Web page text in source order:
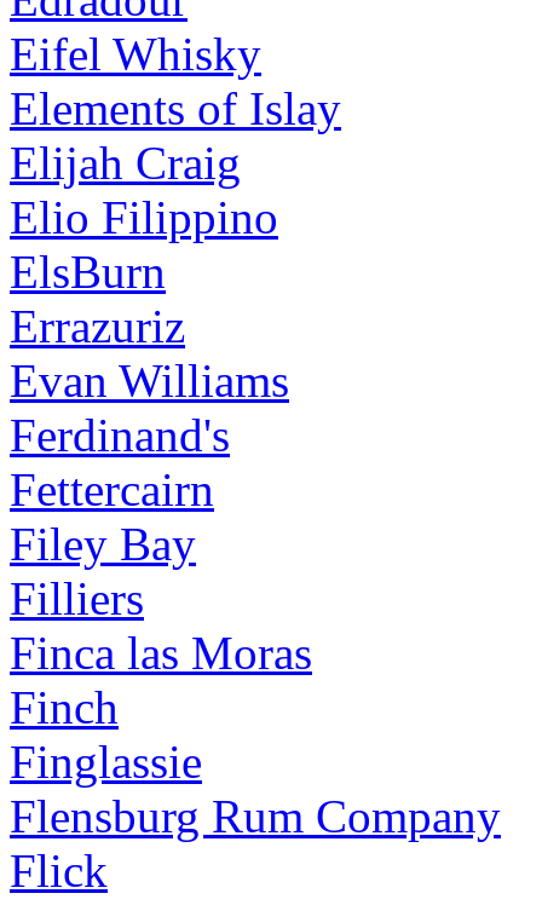
Eifel Whisky
Elements of Islay
Elijah Craig
Elio Filippino
ElsBurn
Errazuriz
Evan Williams
Ferdinand's
Fettercairn
Filey Bay
Filliers
Finca las Moras
Finch
Finglassie
Flensburg Rum Company
Flick